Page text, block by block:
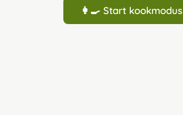
👩‍🍳 Start kookmodus